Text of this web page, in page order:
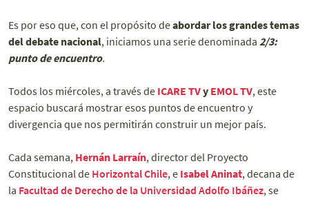
Es por eso que, con el propósito deabordar los grandes temas
del debate nacional, iniciamos una serie denominada 2/3:
punto de encuentro.
Todos los miércoles, a través de ICARE TVy EMOL TV, este
espacio buscará mostrar esos puntos de encuentro y
divergencia que nos permitirán construir un mejor país.
Cada semana, Hernán Larraín, director del Proyecto
Constitucional de Horizontal Chile, e Isabel Aninat, decana de
la Facultad de Derecho de la Universidad Adolfo Ibáñez, se